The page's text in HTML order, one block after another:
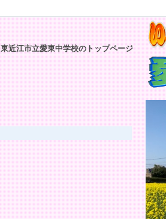
東近江市立愛東中学校のトップページ